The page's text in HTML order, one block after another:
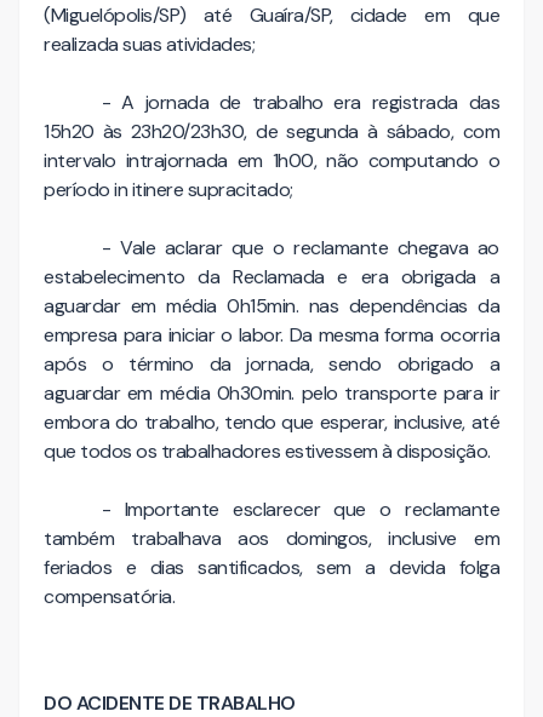
(Miguelópolis/SP) até Guaíra/SP, cidade em que
realizada suas atividades;
- A jornada de trabalho era registrada das
15h20 às 23h20/23h30, de segunda à sábado, com
intervalo intrajornada em 1h00, não computando o
período in itinere supracitado;
- Vale aclarar que o reclamante chegava ao
estabelecimento da Reclamada e era obrigada a
aguardar em média 0h15min. nas dependências da
empresa para iniciar o labor. Da mesma forma ocorria
após o término da jornada, sendo obrigado a
aguardar em média 0h30min. pelo transporte para ir
embora do trabalho, tendo que esperar, inclusive, até
que todos os trabalhadores estivessem à disposição.
- Importante esclarecer que o reclamante
também trabalhava aos domingos, inclusive em
feriados e dias santificados, sem a devida folga
compensatória.
DO ACIDENTE DE TRABALHO